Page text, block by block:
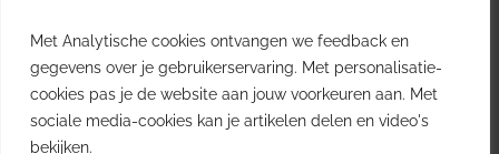
Met Analytische cookies ontvangen we feedback en
gegevens over je gebruikerservaring. Met personalisatie-
cookies pas je de website aan jouw voorkeuren aan. Met
sociale media-cookies kan je artikelen delen en video's
bekijken.
inzichten uit de Belgische logistieke sector in uw inbox.
Ontvang je gratis
wekelijkse update